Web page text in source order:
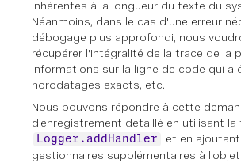
inhérentes à la longueur du texte du
Néanmoins, dans le cas d'une erreur
débogage plus approfondi, nous
récupérer l'intégralité de la trace de la
informations sur la ligne de code qui a
horodatages exacts, etc.
Nous pouvons répondre à cette
d'enregistrement détaillé en utilisant la
Logger.addHandler
et en
gestionnaires supplémentaires à